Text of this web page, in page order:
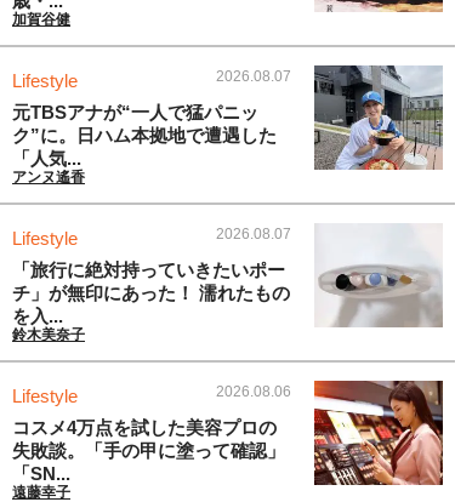
加賀谷健
Lifestyle 2026.08.07
元TBSアナが“一人で猛パニッ
ク”に。日ハム本拠地で遭遇した
「人気...
アンヌ遙香
Lifestyle 2026.08.07
「旅行に絶対持っていきたいポー
チ」が無印にあった！ 濡れたもの
を入...
鈴木美奈子
Lifestyle 2026.08.06
コスメ4万点を試した美容プロの
失敗談。「手の甲に塗って確認」
「SN...
遠藤幸子